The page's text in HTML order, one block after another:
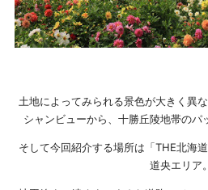
土地によってみられる景色が大きく異
シャンビューから、十勝丘陵地帯のパ
そして今回紹介する場所は「THE北海
道央エリア。